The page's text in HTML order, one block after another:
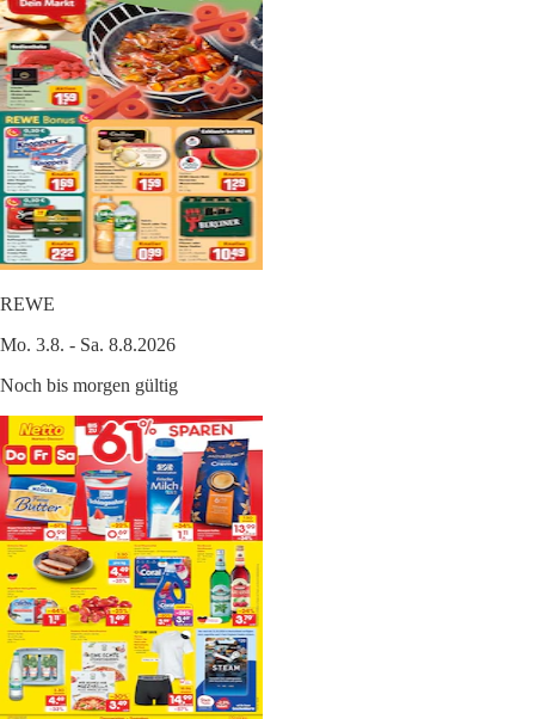
REWE
Mo. 3.8. - Sa. 8.8.2026
Noch bis morgen gültig